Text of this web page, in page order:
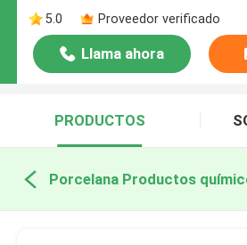
5.0
Proveedor verificado
Llama ahora
PRODUCTOS
Porcelana Productos